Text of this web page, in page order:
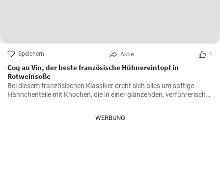
Speichern Aktie 1
Coq au Vin, der beste französische Hühnereintopf in
Rotweinsoße
Bei diesem französischen Klassiker dreht sich alles um saftige
Hähnchenteile mit Knochen, die in einer glänzenden, verführerisch
dunklen und reichhaltigen Rotweinsauce geschmort werden.
WERBUNG